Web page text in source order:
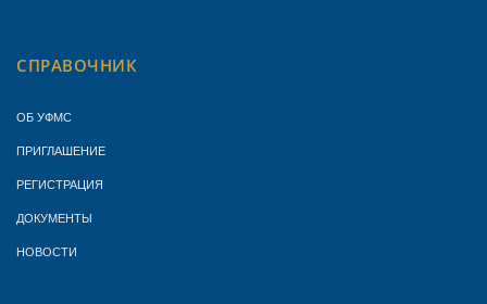
СПРАВОЧНИК
ОБ УФМС
ПРИГЛАШЕНИЕ
РЕГИСТРАЦИЯ
ДОКУМЕНТЫ
НОВОСТИ